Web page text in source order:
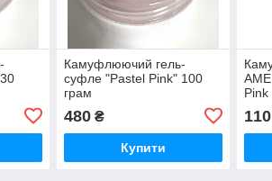
Камуфлюючий гель-
суфле "Pastel Pink" 100
грам
480₴
Купити
110